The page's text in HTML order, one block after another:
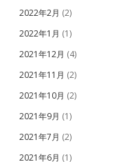
2022年2月 (2)
2022年1月 (1)
2021年12月 (4)
2021年11月 (2)
2021年10月 (2)
2021年9月 (1)
2021年7月 (2)
2021年6月 (1)